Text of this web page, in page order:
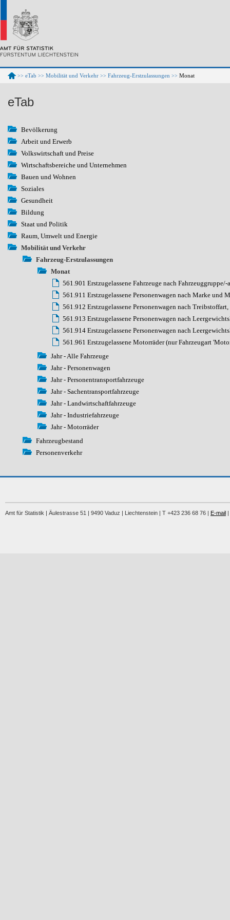
>> eTab >> Mobilität und Verkehr >> Fahrzeug-Erstzulassungen >> Monat
eTab
Bevölkerung
Arbeit und Erwerb
Volkswirtschaft und Preise
Wirtschaftsbereiche und Unternehmen
Bauen und Wohnen
Soziales
Gesundheit
Bildung
Staat und Politik
Raum, Umwelt und Energie
Mobilität und Verkehr
Fahrzeug-Erstzulassungen
Monat
561.901 Erstzugelassene Fahrzeuge nach
561.911 Erstzugelassene Personenwagen nach Marke und
561.912 Erstzugelassene Personenwagen nach
561.913 Erstzugelassene Personenwagen nach
561.914 Erstzugelassene Personenwagen nach
561.961 Erstzugelassene Motorräder (nur Fahrzeugart
Jahr - Alle Fahrzeuge
Jahr - Personenwagen
Jahr - Personentransportfahrzeuge
Jahr - Sachentransportfahrzeuge
Jahr - Landwirtschaftfahrzeuge
Jahr - Industriefahrzeuge
Jahr - Motorräder
Fahrzeugbestand
Personenverkehr
Amt für Statistik | Äulestrasse 51 | 9490 Vaduz | Liechtenstein | T +423 236 68 76 | E-mail |